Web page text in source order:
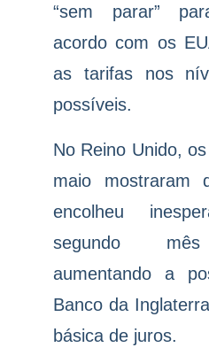
“sem parar”
acordo com os
as tarifas nos
possíveis.
No Reino Unido,
maio mostraram
encolheu
segundo mês
aumentando a
Banco da
básica de juros.